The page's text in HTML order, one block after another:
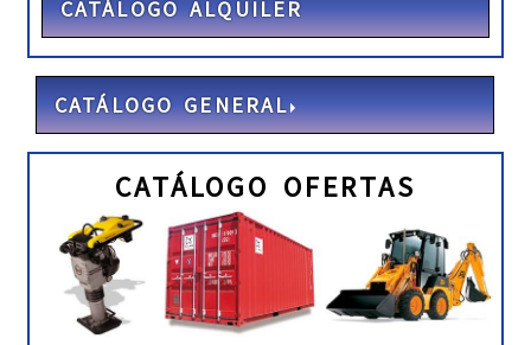
CATÁLOGO ALQUILER
CATÁLOGO GENERAL
CATÁLOGO OFERTAS